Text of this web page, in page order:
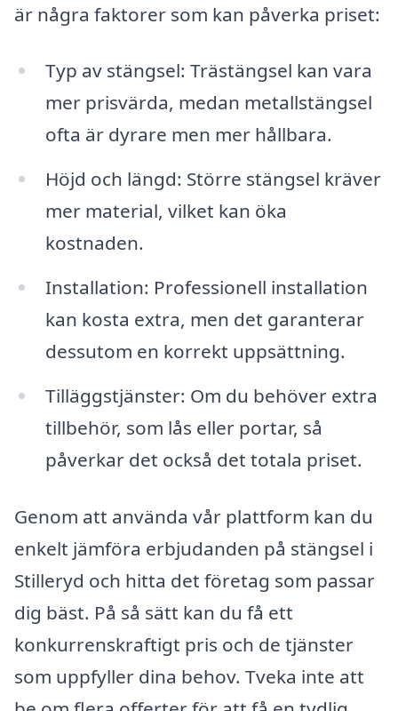
är några faktorer som kan påverka priset:
Typ av stängsel: Trästängsel kan vara
mer prisvärda, medan metallstängsel
ofta är dyrare men mer hållbara.
Höjd och längd: Större stängsel kräver
mer material, vilket kan öka
kostnaden.
Installation: Professionell installation
kan kosta extra, men det garanterar
dessutom en korrekt uppsättning.
Tilläggstjänster: Om du behöver extra
tillbehör, som lås eller portar, så
påverkar det också det totala priset.
Genom att använda vår plattform kan du
enkelt jämföra erbjudanden på stängsel i
Stilleryd och hitta det företag som passar
dig bäst. På så sätt kan du få ett
konkurrenskraftigt pris och de tjänster
som uppfyller dina behov. Tveka inte att